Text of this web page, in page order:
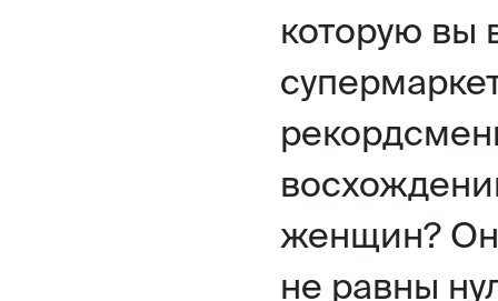
которую вы
женщин?
не равны